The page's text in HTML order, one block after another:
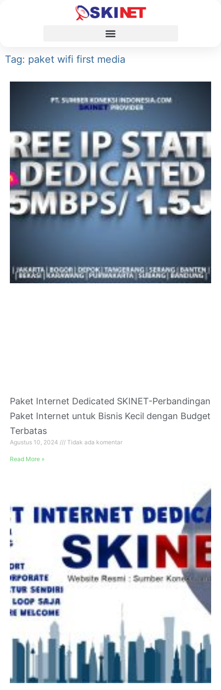
Tag: paket wifi first media
Paket Internet Dedicated SKINET-Perbandingan
Paket Internet untuk Bisnis Kecil dengan Budget
Terbatas
Agustus 10, 2024 Tidak ada komentar
Read More »